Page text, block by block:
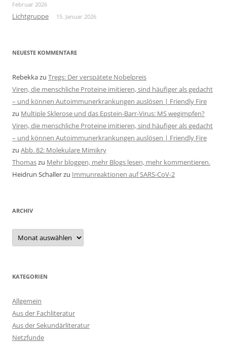
Februar 2026
Lichtgruppe 15. Januar 2026
NEUESTE KOMMENTARE
Rebekkazu Tregs: Der verspätete Nobelpreis
Viren, die menschliche Proteine imitieren, sind häufiger als gedacht
– und können Autoimmunerkrankungen auslösen | Friendly Fire
zu Multiple Sklerose und das Epstein-Barr-Virus: MS wegimpfen?
Viren, die menschliche Proteine imitieren, sind häufiger als gedacht
– und können Autoimmunerkrankungen auslösen | Friendly Fire
zu Abb. 82: Molekulare Mimikry
Thomaszu Mehr bloggen, mehr Blogs lesen, mehr kommentieren.
Heidrun Schallerzu Immunreaktionen auf SARS-CoV-2
ARCHIV
Archiv
KATEGORIEN
Allgemein
Aus der Fachliteratur
Aus der Sekundärliteratur
Netzfunde